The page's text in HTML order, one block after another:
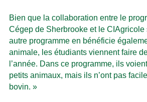
Bien que la collaboration entre le
Cégep de Sherbrooke et le CIAgricole
autre programme en bénéficie
animale, les étudiants viennent faire
l’année. Dans ce programme, ils
petits animaux, mais ils n’ont pas
bovin. »